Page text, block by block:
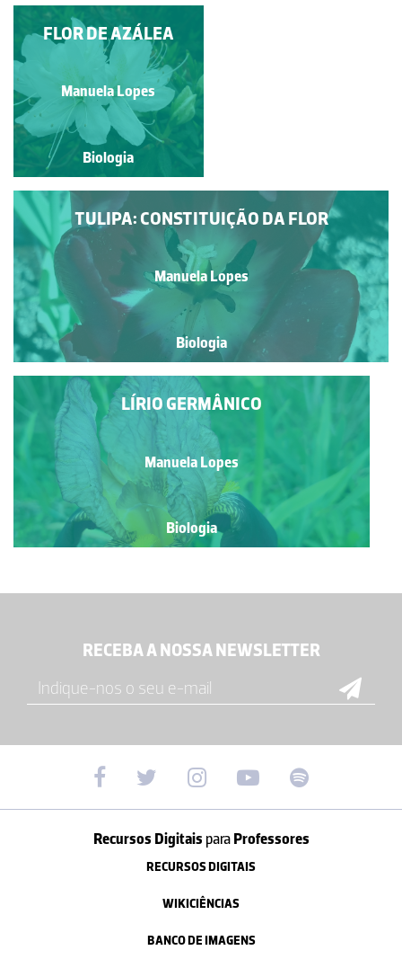
FLOR DE TULIPA
Manuela Lopes
Biologia
TULIPA: CONSTITUIÇÃO DA FLOR
Manuela Lopes
Biologia
FLOR DE AZÁLEA
Manuela Lopes
Biologia
LÍRIO GERMÂNICO
Manuela Lopes
Biologia
RECEBA A NOSSA NEWSLETTER
Recursos Digitais paraProfessores
RECURSOS DIGITAIS
WIKICIÊNCIAS
BANCO DE IMAGENS